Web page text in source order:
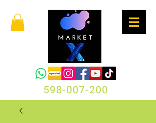
598-007-200